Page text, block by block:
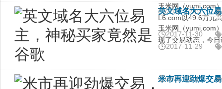
2017-12-01
2017-11-30
玉米网（yumi.com
L6.com以49.6万元
2017-11-29
英文域名大六位
玉米网（yumi.com
现了交易动态，今
2017-11-28
米市再迎劲爆交